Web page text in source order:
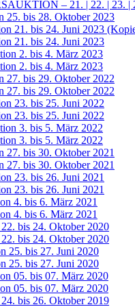
– 21. | 22. | 23. |
25. bis 28. Oktober 2023
21. bis 24. Juni 2023
21. bis 24. Juni 2023
2. bis 4. März 2023
2. bis 4. März 2023
27. bis 29. Oktober 2022
27. bis 29. Oktober 2022
23. bis 25. Juni 2022
23. bis 25. Juni 2022
3. bis 5. März 2022
3. bis 5. März 2022
27. bis 30. Oktober 2021
27. bis 30. Oktober 2021
23. bis 26. Juni 2021
23. bis 26. Juni 2021
4. bis 6. März 2021
4. bis 6. März 2021
bis 24. Oktober 2020
bis 24. Oktober 2020
25. bis 27. Juni 2020
25. bis 27. Juni 2020
05. bis 07. März 2020
05. bis 07. März 2020
bis 26. Oktober 2019